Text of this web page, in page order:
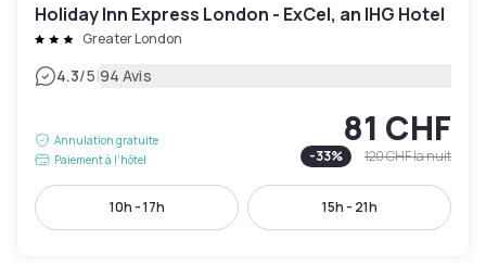
Holiday Inn Express London - ExCel, an IHG Hotel
Greater London
4.3/5|94 Avis
Annulation gratuite
Paiement à l'hôtel
81 CHF
-33% 120 CHFla nuit
10h - 17h 15h - 21h